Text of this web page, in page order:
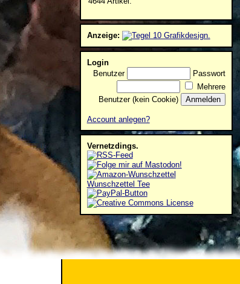
Anzeige:
Login
Benutzer
Passwort
Mehrere
Benutzer (kein Cookie)
Account anlegen?
Vernetzdings.
Wunschzettel Tee